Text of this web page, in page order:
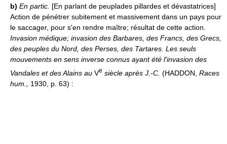
b) En partic. [En parlant de peuplades pillardes et dévastatrices]
Action de pénétrer subitement et massivement dans un pays pour
le saccager, pour s'en rendre maître; résultat de cette action.
Invasion médique; invasion des Barbares, des Francs, des Grecs,
des peuples du Nord, des Perses, des Tartares. Les seuls
mouvements en sens inverse connus ayant été l'invasion des
Vandales et des Alains au Ve siècle après J.-C. (HADDON, Races
hum., 1930, p. 63) :